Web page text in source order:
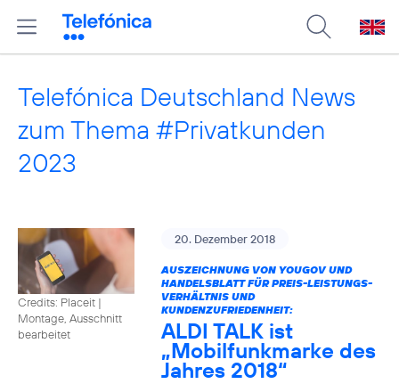
Telefónica Deutschland News
zum Thema #Privatkunden
2023
Credits: Placeit |
Montage, Ausschnitt
bearbeitet
20. Dezember 2018
AUSZEICHNUNG VON YOUGOV UND
HANDELSBLATT FÜR PREIS-LEISTUNGS-
VERHÄLTNIS UND
KUNDENZUFRIEDENHEIT:
ALDI TALK ist
„Mobilfunkmarke des
Jahres 2018“